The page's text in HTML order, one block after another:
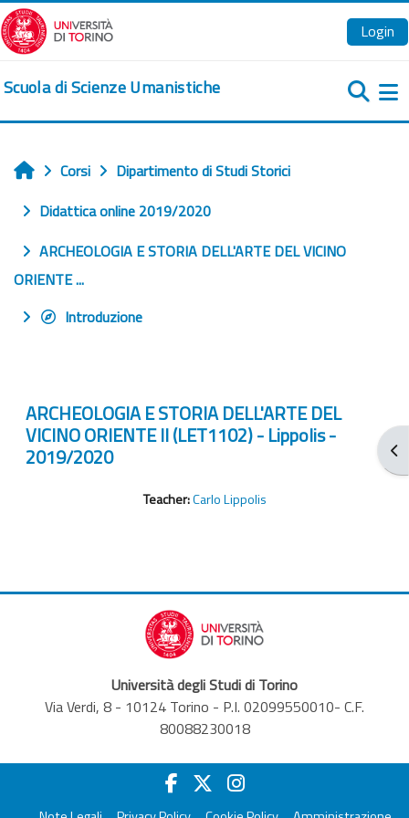
Vai al contenuto principale
Login
Scuola di Scienze Umanistiche
Home
Corsi
Dipartimento di Studi Storici
Didattica online 2019/2020
ARCHEOLOGIA E STORIA DELL'ARTE DEL VICINO
ORIENTE ...
Introduzione
ARCHEOLOGIA E STORIA DELL'ARTE DEL
VICINO ORIENTE II (LET1102) - Lippolis -
2019/2020
Teacher:Carlo Lippolis
Università degli Studi di Torino
Via Verdi, 8 - 10124 Torino - P.I. 02099550010- C.F.
80088230018